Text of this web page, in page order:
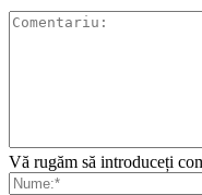
Vă rugăm să introduceți